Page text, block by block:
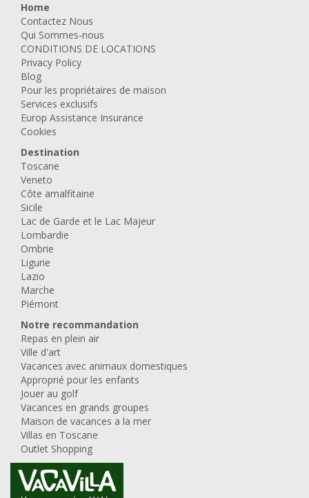
Home
Contactez Nous
Qui Sommes-nous
CONDITIONS DE LOCATIONS
Privacy Policy
Blog
Pour les propriétaires de maison
Services exclusifs
Europ Assistance Insurance
Cookies
Destination
Toscane
Veneto
Côte amalfitaine
Sicile
Lac de Garde et le Lac Majeur
Lombardie
Ombrie
Ligurie
Lazio
Marche
Piémont
Notre recommandation
Repas en plein air
Ville d'art
Vacances avec animaux domestiques
Approprié pour les enfants
Jouer au golf
Vacances en grands groupes
Maison de vacances a la mer
Villas en Toscane
Outlet Shopping